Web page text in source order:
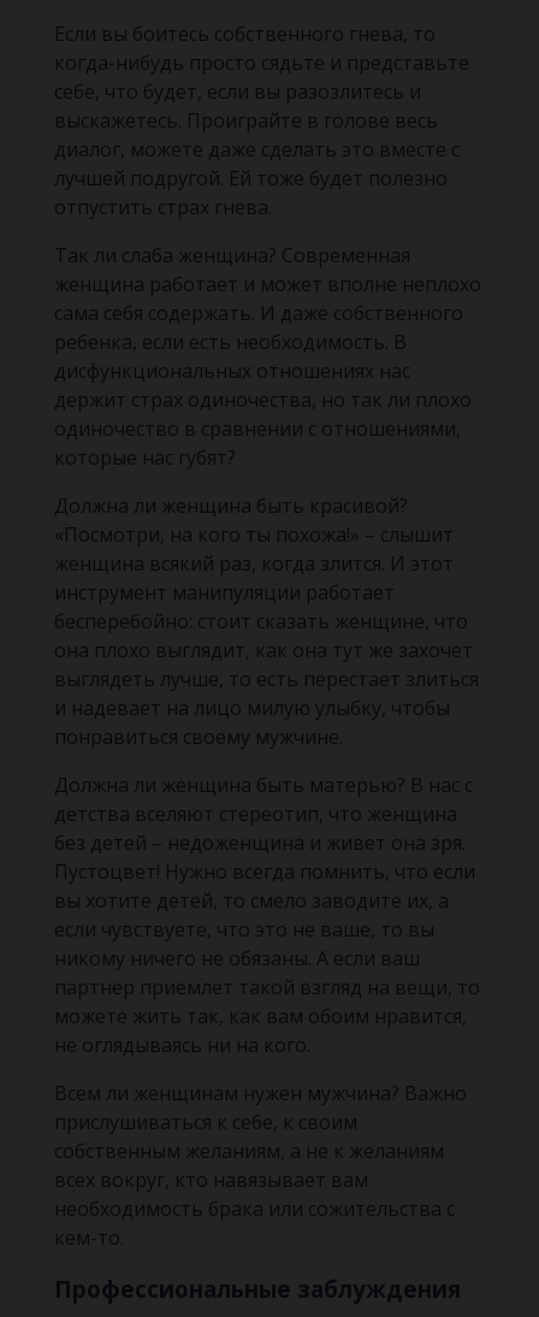
Если вы боитесь собственного гнева, то
когда-нибудь просто сядьте и представьте
себе, что будет, если вы разозлитесь и
выскажетесь. Проиграйте в голове весь
диалог, можете даже сделать это вместе с
лучшей подругой. Ей тоже будет полезно
отпустить страх гнева.
Так ли слаба женщина? Современная
женщина работает и может вполне неплохо
сама себя содержать. И даже собственного
ребенка, если есть необходимость. В
дисфункциональных отношениях нас
держит страх одиночества, но так ли плохо
одиночество в сравнении с отношениями,
которые нас губят?
Должна ли женщина быть красивой?
«Посмотри, на кого ты похожа!» – слышит
женщина всякий раз, когда злится. И этот
инструмент манипуляции работает
бесперебойно: стоит сказать женщине, что
она плохо выглядит, как она тут же захочет
выглядеть лучше, то есть перестает злиться
и надевает на лицо милую улыбку, чтобы
понравиться своему мужчине.
Должна ли женщина быть матерью? В нас с
детства вселяют стереотип, что женщина
без детей – недоженщина и живет она зря.
Пустоцвет! Нужно всегда помнить, что если
вы хотите детей, то смело заводите их, а
если чувствуете, что это не ваше, то вы
никому ничего не обязаны. А если ваш
партнер приемлет такой взгляд на вещи, то
можете жить так, как вам обоим нравится,
не оглядываясь ни на кого.
Всем ли женщинам нужен мужчина? Важно
прислушиваться к себе, к своим
собственным желаниям, а не к желаниям
всех вокруг, кто навязывает вам
необходимость брака или сожительства с
кем-то.
Профессиональные заблуждения